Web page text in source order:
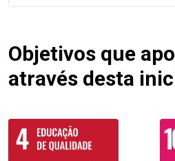
Objetivos que
através desta